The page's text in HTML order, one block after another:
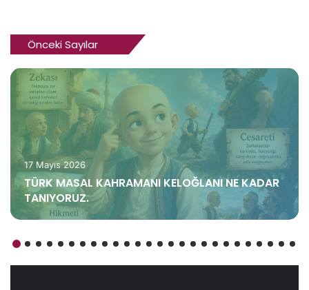
Önceki Sayılar
17 Mayıs 2026
TÜRK MASAL KAHRAMANI KELOĞLANI NE KADAR
TANIYORUZ.